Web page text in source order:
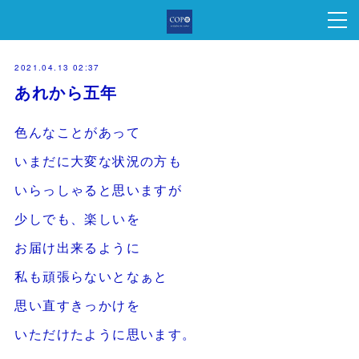
2021.04.13 02:37
あれから五年
色んなことがあって
いまだに大変な状況の方も
いらっしゃると思いますが
少しでも、楽しいを
お届け出来るように
私も頑張らないとなぁと
思い直すきっかけを
いただけたように思います。